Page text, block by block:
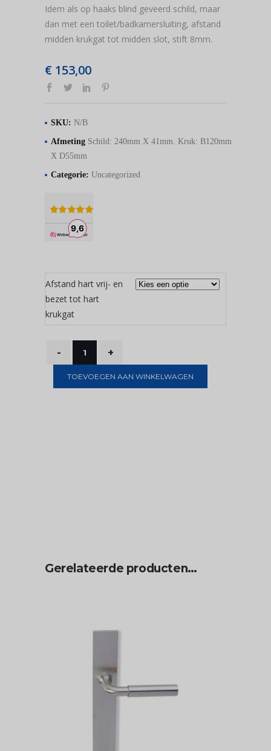
Idem als op haaks blind geveerd schild, maar
dan met een toilet/badkamersluiting, afstand
midden krukgat tot midden slot, stift 8mm.
€ 153,00
SKU: N/B
Afmeting Schild: 240mm X 41mm. Kruk: B120mm
X D55mm
Categorie: Uncategorized
Afstand hart vrij- en
bezet tot hart
krukgat
TOEVOEGEN AAN WINKELWAGEN
Gerelateerde producten…